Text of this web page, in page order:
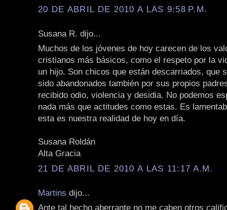
20 DE ABRIL DE 2010 A LAS 9:58 P.M.
Susana R. dijo...
Muchos de los jóvenes de hoy carecen de los
cristianos más básicos, como el respeto por la
un hijo. Son chicos que están descarriados, que
sido abandonados también por sus propios
recibido odio, violencia y desidia. No podemos
nada más que actitudes como estas. Es
esta es nuestra realidad de hoy en día.
Susana Roldán
Alta Gracia
21 DE ABRIL DE 2010 A LAS 11:17 A.M.
Martins dijo...
Ante tal hecho aberrante no me caben otros